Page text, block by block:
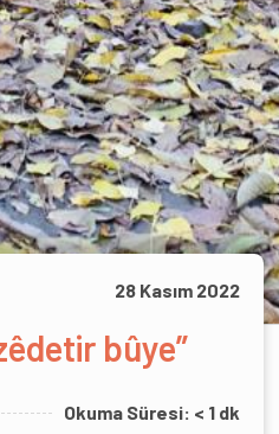
28 Kasım 2022
bûye”
Okuma Süresi: < 1 dk